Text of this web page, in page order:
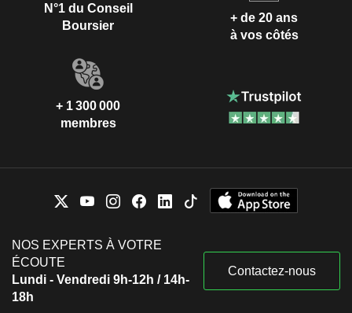
N°1 du Conseil
Boursier
+ de 20 ans
à vos côtés
+ 1 300 000
membres
NOS EXPERTS À VOTRE
ÉCOUTE
Lundi - Vendredi 9h-12h / 14h-
18h
Contactez-nous